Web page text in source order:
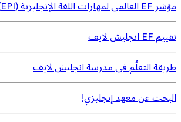
مؤشر EF العالمى لمهارات اللغة الإنجليزية (EPI)
تقييم EF انجليش لايف
طريقة التعلُم في مدرسة انجليش لايف
البحث عن معهد إنجليزي!